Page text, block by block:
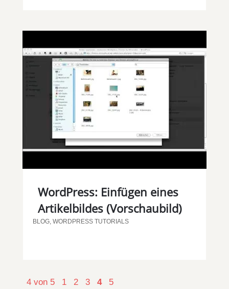
WordPress: Einfügen eines
Artikelbildes (Vorschaubild)
BLOG, WORDPRESS TUTORIALS
4 von 5 1 2 3 4 5